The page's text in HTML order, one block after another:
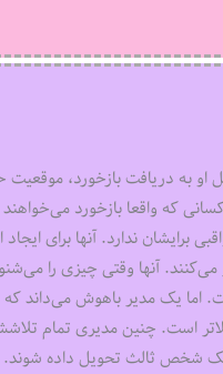
او به دریافت بازخورد،
که واقعا بازخورد
برایشان ندارد. آنها برای
آنها وقتی چیزی را
اما یک مدیر باهوش می‌داند
است. چنین مدیری تمام
یک شخص ثالث تحویل داده شوند.